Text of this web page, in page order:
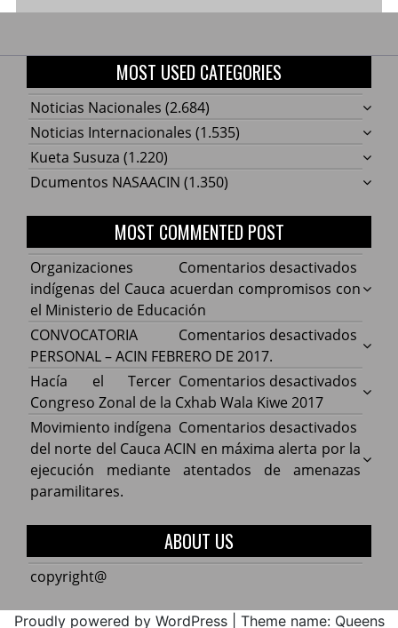
MOST USED CATEGORIES
Noticias Nacionales (2.684)
Noticias Internacionales (1.535)
Kueta Susuza (1.220)
Dcumentos NASAACIN (1.350)
MOST COMMENTED POST
Comentarios desactivados
Cauca
con
de
Organizaciones
indígenas del Cauca acuerdan compromisos con
el Ministerio de Educación
Comentarios desactivados
ACIN
DE
CONVOCATORIA
PERSONAL – ACIN FEBRERO DE 2017.
Comentarios desactivados
Hacía
la
2017
Hacía el Tercer
Congreso Zonal de la Cxhab Wala Kiwe 2017
Comentarios desactivados
Cauca
Movimiento indígena
del norte del Cauca ACIN en máxima alerta por la
ejecución mediante atentados de amenazas
paramilitares.
ABOUT US
copyright@
Proudly powered by WordPress Theme name: Queens